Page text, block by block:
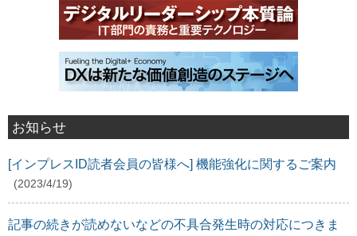
お知らせ
[インプレスID読者会員の皆様へ] 機能強化に関するご案内
(2023/4/19)
記事の続きが読めないなどの不具合発生時の対応につきま